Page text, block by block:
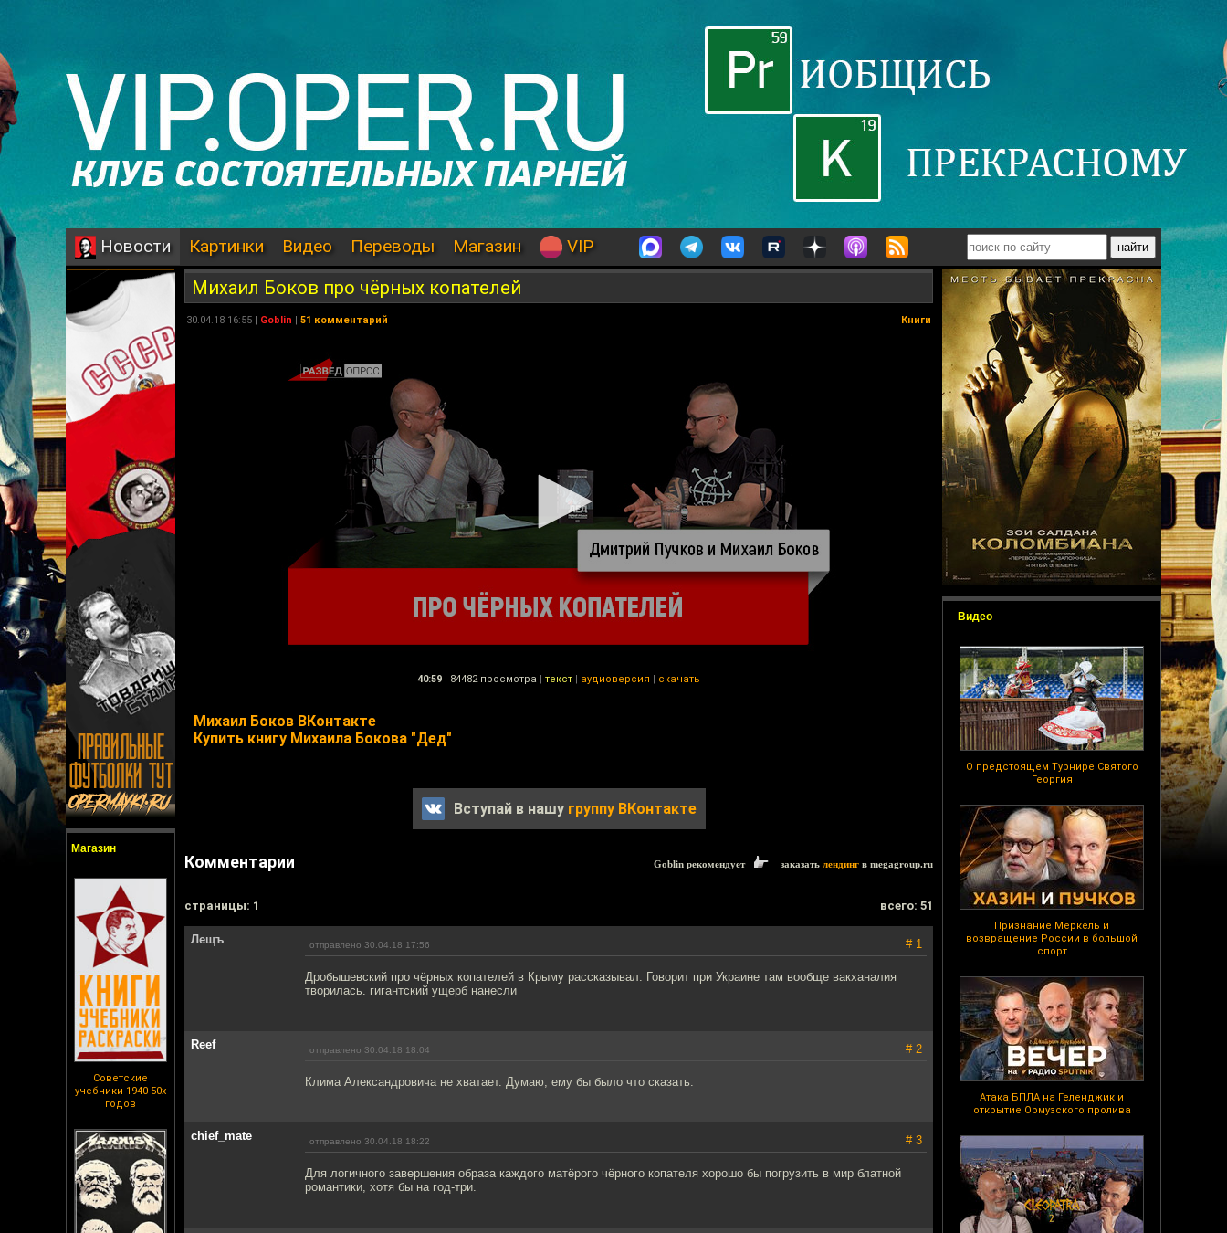
Новости Картинки Видео Переводы Магазин VIP
Магазин
Советские
учебники 1940-50х
годов
Видео
О предстоящем Турнире Святого
Георгия
Признание Меркель и
возвращение России в большой
спорт
Атака БПЛА на Геленджик и
открытие Ормузского пролива
Михаил Боков про чёрных копателей
30.04.18 16:55 | Goblin | 51 комментарий Книги
40:59 | 84482 просмотра | текст | аудиоверсия | скачать
Михаил Боков ВКонтакте
Купить книгу Михаила Бокова "Дед"
Вступай в нашу группу ВКонтакте
Комментарии Goblin рекомендует заказать лендинг в megagroup.ru
cтраницы: 1 всего: 51
Лещъ отправлено 30.04.18 17:56 # 1
Дробышевский про чёрных копателей в Крыму рассказывал. Говорит при Украине там вообще вакханалия
творилась. гигантский ущерб нанесли
Reef отправлено 30.04.18 18:04 # 2
Клима Александровича не хватает. Думаю, ему бы было что сказать.
chief_mate отправлено 30.04.18 18:22 # 3
Для логичного завершения образа каждого матёрого чёрного копателя хорошо бы погрузить в мир блатной
романтики, хотя бы на год-три.